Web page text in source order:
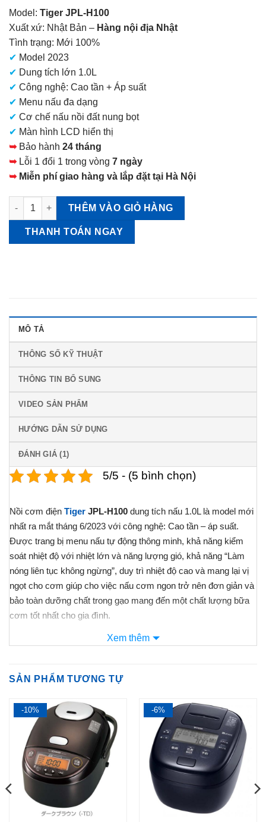
hiện
tại
là:
17.800.000 VNĐ.
Model: Tiger JPL-H100
Xuất xứ: Nhật Bản – Hàng nội địa Nhật
Tình trạng: Mới 100%
✔ Model 2023
✔ Dung tích lớn 1.0L
✔ Công nghệ: Cao tần + Áp suất
✔ Menu nấu đa dạng
✔ Cơ chế nấu nồi đất nung bọt
✔ Màn hình LCD hiển thị
➥Bảo hành 24 tháng
➥Lỗi 1 đổi 1 trong vòng 7 ngày
➥ Miễn phí giao hàng và lắp đặt tại Hà Nội
Nồi cơm Tiger JPL-H100 xoong gốm Dung tích 1.0L số lượng
THÊM VÀO GIỎ HÀNG
THANH TOÁN NGAY
MÔ TẢ
THÔNG SỐ KỸ THUẬT
THÔNG TIN BỔ SUNG
VIDEO SẢN PHẨM
HƯỚNG DẪN SỬ DỤNG
ĐÁNH GIÁ (1)
5/5 - (5 bình chọn)
Nồi cơm điện Tiger JPL-H100 dung tích nấu 1.0L là model mới
nhất ra mắt tháng 6/2023 với công nghệ: Cao tần – áp suất.
Được trang bị menu nấu tự động thông minh, khả năng kiểm
soát nhiệt độ với nhiệt lớn và năng lượng gió, khả năng “Làm
nóng liên tục không ngừng”, duy trì nhiệt độ cao và mang lại vị
ngọt cho cơm giúp cho việc nấu cơm ngon trở nên đơn giản và
bảo toàn dưỡng chất trong gạo mang đến một chất lượng bữa
cơm tốt nhất cho gia đình.
Nội Địa Nhật Store nồi cơm điện Tiger JPL-
Xem thêm
5trên 5
dựa trên
1
đánh giá
SẢN PHẨM TƯƠNG TỰ
-10% -6%